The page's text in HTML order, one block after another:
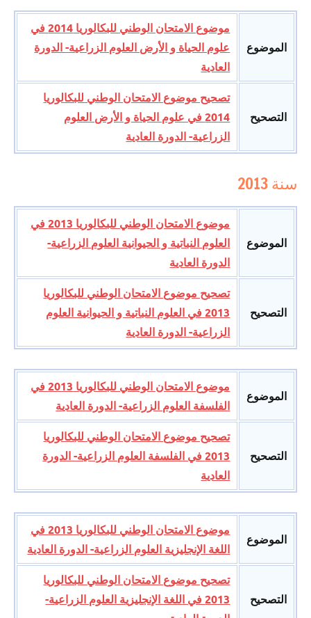
الموضوع
موضوع الامتحان الوطني للبكالوريا 2014 في
علوم الحياة و الأرض العلوم الزراعية- الدورة
العادية
التصحيح
تصحيح موضوع الامتحان الوطني للبكالوريا
2014 في علوم الحياة و الأرض العلوم
الزراعية- الدورة العادية
سنة 2013
الموضوع
موضوع الامتحان الوطني للبكالوريا 2013 في
العلوم النباتية و الحيوانية العلوم الزراعية-
الدورة العادية
التصحيح
تصحيح موضوع الامتحان الوطني للبكالوريا
2013 في العلوم النباتية و الحيوانية العلوم
الزراعية- الدورة العادية
الموضوع
موضوع الامتحان الوطني للبكالوريا 2013 في
الفلسفة العلوم الزراعية- الدورة العادية
التصحيح
تصحيح موضوع الامتحان الوطني للبكالوريا
2013 في الفلسفة العلوم الزراعية- الدورة
العادية
الموضوع
موضوع الامتحان الوطني للبكالوريا 2013 في
اللغة الإنجليزية العلوم الزراعية- الدورة العادية
التصحيح
تصحيح موضوع الامتحان الوطني للبكالوريا
2013 في اللغة الإنجليزية العلوم الزراعية-